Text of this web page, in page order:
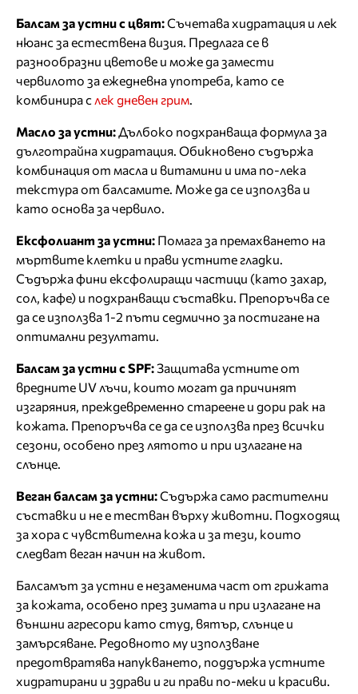
Балсам за устни с цвят:Съчетава хидратация и лек
нюанс за естествена визия. Предлага се в
разнообразни цветове и може да замести
червилото за ежедневна употреба, като се
комбинира с лек дневен грим.
Масло за устни:Дълбоко подхранваща формула за
дълготрайна хидратация. Обикновено съдържа
комбинация от масла и витамини и има по-лека
текстура от балсамите. Може да се използва и
като основа за червило.
Ексфолиант за устни: Помага за премахването на
мъртвите клетки и прави устните гладки.
Съдържа фини ексфолиращи частици (като захар,
сол, кафе) и подхранващи съставки. Препоръчва се
да се използва 1-2 пъти седмично за постигане на
оптимални резултати.
Балсам за устни с SPF:Защитава устните от
вредните UV лъчи, които могат да причинят
изгаряния, преждевременно стареене и дори рак на
кожата. Препоръчва се да се използва през всички
сезони, особено през лятото и при излагане на
слънце.
Веган балсам за устни:Съдържа само растителни
съставки и не е тестван върху животни. Подходящ
за хора с чувствителна кожа и за тези, които
следват веган начин на живот.
Балсамът за устни е незаменима част от грижата
за кожата, особено през зимата и при излагане на
външни агресори като студ, вятър, слънце и
замърсяване. Редовното му използване
предотвратява напукването, поддържа устните
хидратирани и здрави и ги прави по-меки и красиви.